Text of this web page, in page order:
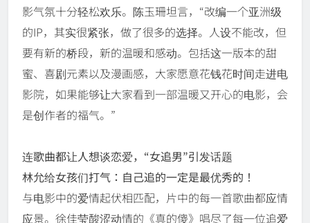
影气氛十分轻松欢乐。陈玉珊坦言，“改编一个亚洲级
的IP，其实很紧张，做了很多的选择。人设不能改，但
要有新的桥段，新的温暖和感动。包括这一版本的甜
蜜、喜剧元素以及漫画感，大家愿意花钱花时间走进电
影院，如果能够让大家看到一部温暖又开心的电影，会
是创作者的福气。”
连歌曲都让人想谈恋爱，“女追男”引发话题
林允给女孩们打气：自己追的一定是最优秀的！
与电影中的爱情起伏相匹配，片中的每一首歌曲都应情
应景。徐佳莹酸涩动情的《真的傻》唱尽了每一位追爱